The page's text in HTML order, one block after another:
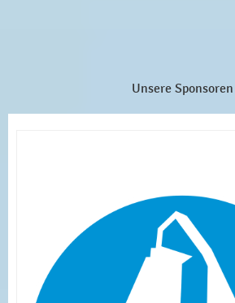
Unsere Sponsoren